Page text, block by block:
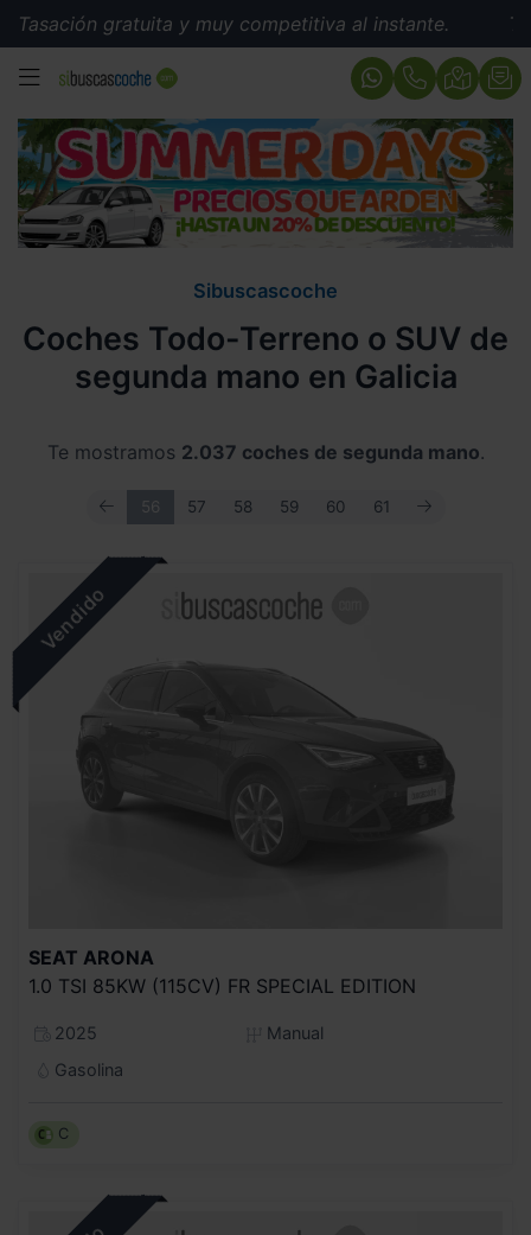
gratuita y muy competitiva al instante. Tasación
MENÚ
Sibuscascoche
Coches Todo-Terreno o SUV de
segunda mano en Galicia
Te mostramos 2.037 coches de segunda mano.
ANTERIOR
56 57 58 59 60 61 SIGUIENTE
SEAT ARONA
1.0 TSI 85KW (115CV) FR SPECIAL EDITION
2025
Manual
Gasolina
C